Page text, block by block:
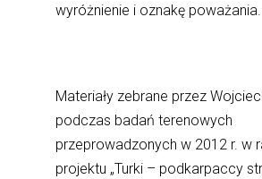
wyróżnienie i oznakę poważania.
Materiały zebrane przez
podczas badań terenowych
przeprowadzonych w 2012 r. w
projektu „Turki – podkarpaccy